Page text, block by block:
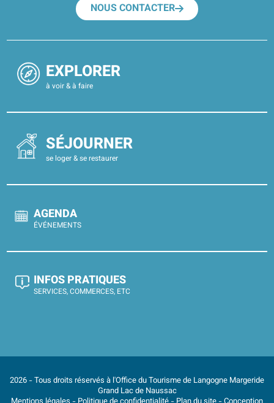
NOUS CONTACTER
EXPLORER
à voir & à faire
SÉJOURNER
se loger & se restaurer
AGENDA
ÉVÉNEMENTS
INFOS PRATIQUES
SERVICES, COMMERCES, ETC
2026 - Tous droits réservés à l'Office du Tourisme de Langogne Margeride
Grand Lac de Naussac